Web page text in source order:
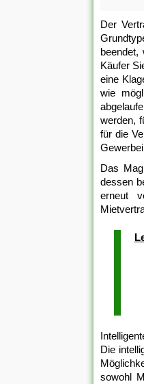
Der
beendet,
Käufer
eine
wie
werden,
für die
Das
dessen
erneut
Die
sowohl